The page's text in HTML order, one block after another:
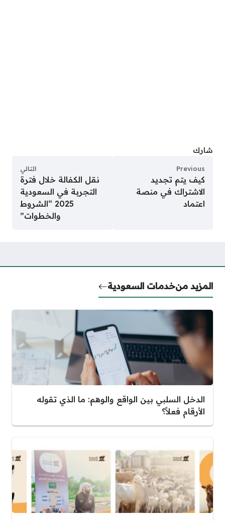
شارك
Previous
كيف يتم تجديد
الاشتراك في منصة
اعتماد
التالي
نقل الكفالة خلال فترة
التجربة في السعودية
2025 “الشروط
والخطوات”
المزيد منخدمات السعودية
الدخل السلبي بين الواقع والوهم: ما الذي تقوله
الأرقام فعلاً؟